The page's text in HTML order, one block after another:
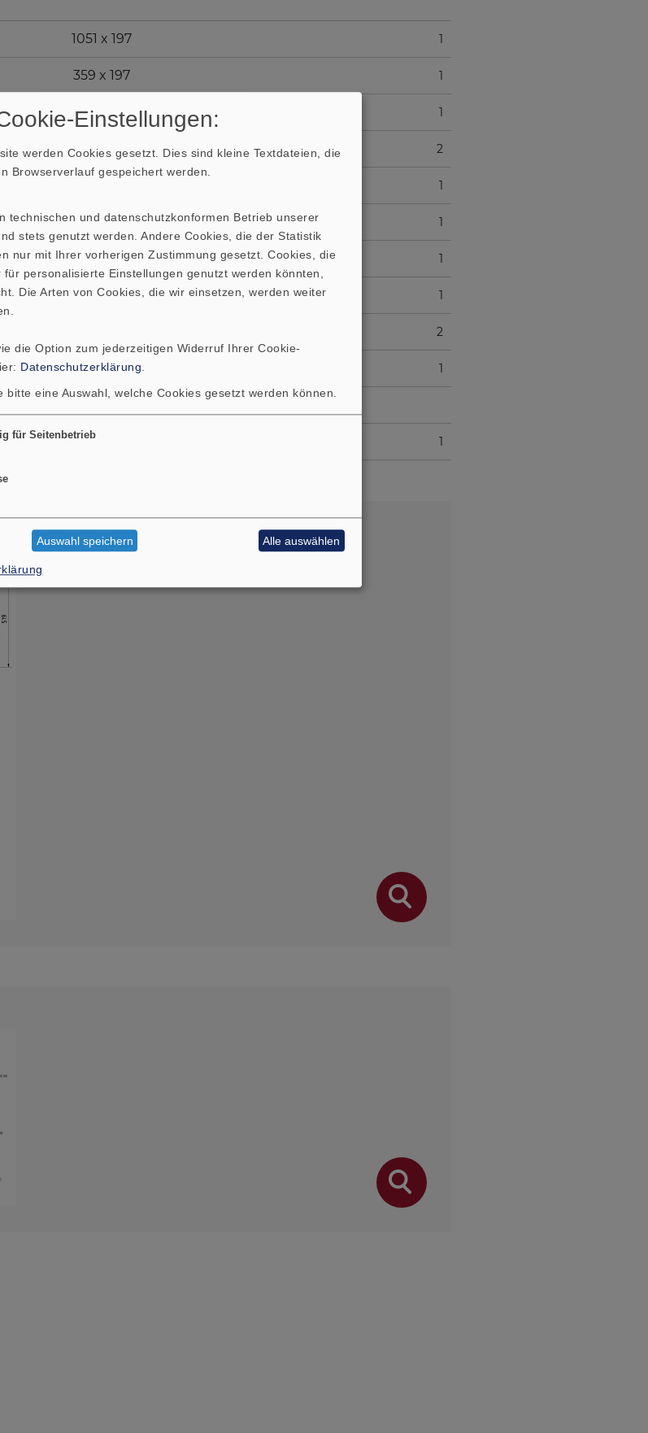
1051 x 197 1
359 x 197 1
270 x 197 1
100 x 197 2
1
500 x 197 1
43 x 197 1
378 x 197 1
2
346 x 297 1
235 x 1150 1
Einstellungen:
werden Cookies gesetzt. Dies sind kleine Textdateien, die
Browserverlauf gespeichert werden.
technischen und datenschutzkonformen Betrieb unserer
stets genutzt werden. Andere Cookies, die der Statistik
nur mit Ihrer vorherigen Zustimmung gesetzt. Cookies, die
personalisierte Einstellungen genutzt werden könnten,
Die Arten von Cookies, die wir einsetzen, werden weiter
die Option zum jederzeitigen Widerruf Ihrer Cookie-
Datenschutzerklärung
bitte eine Auswahl, welche Cookies gesetzt werden können.
für Seitenbetrieb
Auswahl speichern Alle auswählen